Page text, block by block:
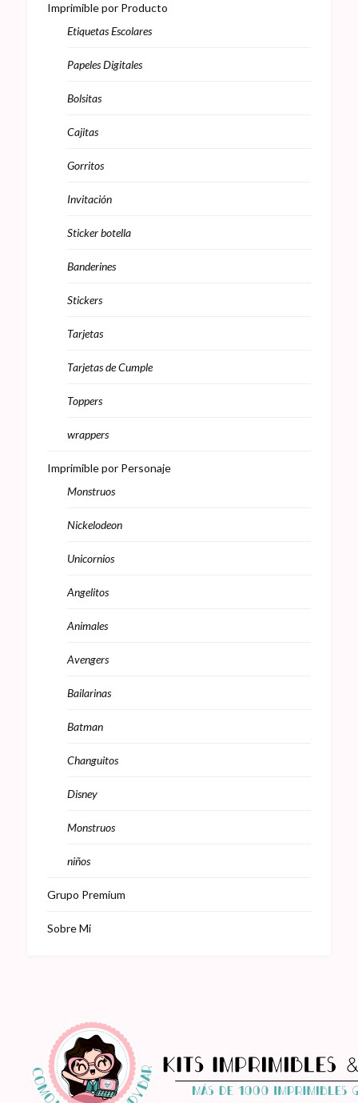
Imprimible por Producto
Etiquetas Escolares
Papeles Digitales
Bolsitas
Cajitas
Gorritos
Invitación
Sticker botella
Banderines
Stickers
Tarjetas
Tarjetas de Cumple
Toppers
wrappers
Imprimible por Personaje
Monstruos
Nickelodeon
Unicornios
Angelitos
Animales
Avengers
Bailarinas
Batman
Changuitos
Disney
Monstruos
niños
Grupo Premium
Sobre Mi